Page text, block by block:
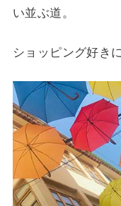
い並ぶ道。
ショッピング好き